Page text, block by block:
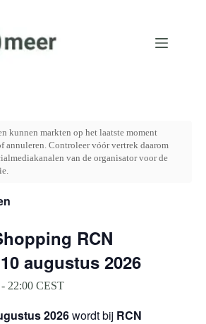
kunnen markten op het laatste moment
annuleren. Controleer vóór vertrek daarom
van de organisator voor de
RCN
augustus 2026
- 22:00 CEST
2026wordt bij RCN